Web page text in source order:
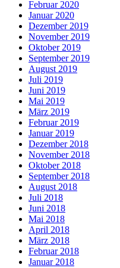
Februar 2020
Januar 2020
Dezember 2019
November 2019
Oktober 2019
September 2019
August 2019
Juli 2019
Juni 2019
Mai 2019
März 2019
Februar 2019
Januar 2019
Dezember 2018
November 2018
Oktober 2018
September 2018
August 2018
Juli 2018
Juni 2018
Mai 2018
April 2018
März 2018
Februar 2018
Januar 2018